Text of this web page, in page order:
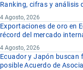
Ranking, cifras y análisis
4 Agosto, 2026
Exportaciones de oro en
récord del mercado
4 Agosto, 2026
Ecuador y Japón buscan
posible Acuerdo de